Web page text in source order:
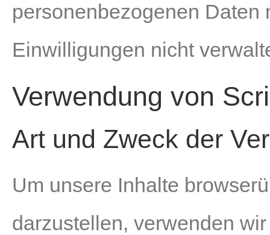
personenbezogenen
Einwilligungen nicht
Verwendung von
Art und Zweck der
Um unsere Inhalte
darzustellen, verwenden